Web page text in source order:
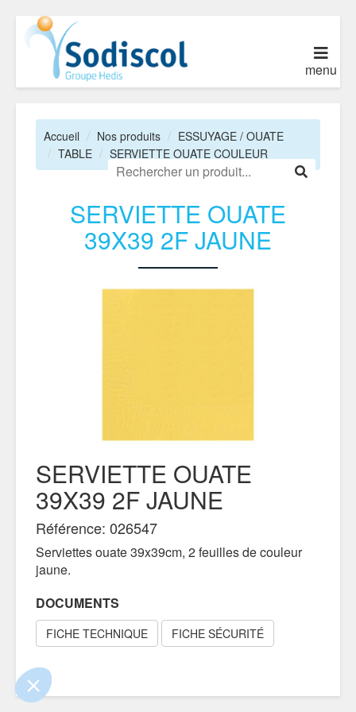
de ce site vous intéresse
par
menu
Accueil Nos produits
ESSUYAGE / OUATE
TABLE
SERVIETTE OUATE COULEUR
SERVIETTE OUATE
39X39 2F JAUNE
SERVIETTE OUATE
39X39 2F JAUNE
Référence: 026547
Serviettes ouate 39x39cm, 2 feuilles de couleur
jaune.
DOCUMENTS
FICHE TECHNIQUE FICHE SÉCURITÉ